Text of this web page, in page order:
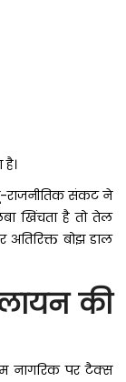
राजनीतिक संकट ने
खिंचता है तो तेल
बोझ डाल
की
नागरिक पर टैक्स